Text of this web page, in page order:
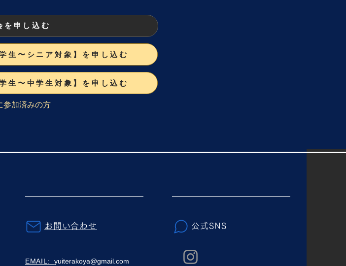
を申し込む
生〜シニア対象】を申し込む
生〜中学生対象】を申し込む
加済みの方
お問い合わせ
EMAIL:yuiterakoya@gmail.com
公式SNS